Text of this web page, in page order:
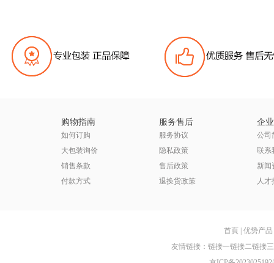
购物指南
如何订购
大包装询价
销售条款
付款方式
服务售后
服务协议
隐私政策
售后政策
退换货政策
企
公司
联系
新闻
人才
首頁 优势产品
友情链接： 链接一链接二链接三